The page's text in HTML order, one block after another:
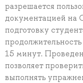
разрешается
документацией на
подготовку
15 минут.
позволяет
выполнять